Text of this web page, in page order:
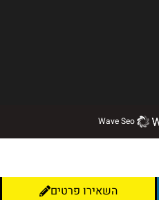
Wave Seo
השאירו פרטים